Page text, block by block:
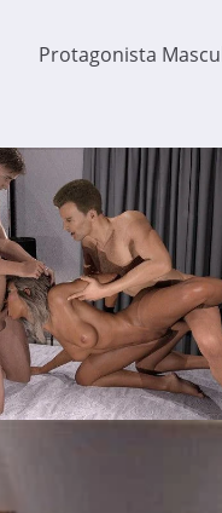
Protagonista